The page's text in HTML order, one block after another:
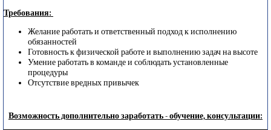
Требования:
Желание работать и ответственный подход к исполнению
обязанностей
Готовность к физической работе и выполнению задач на высоте
Умение работать в команде и соблюдать установленные
процедуры
Отсутствие вредных привычек
Возможность дополнительно заработать - обучение, консультации: